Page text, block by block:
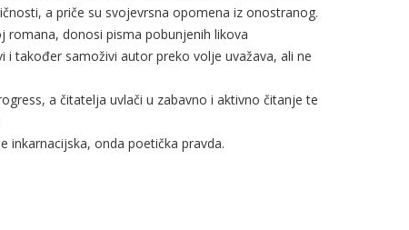
a priče su svojevrsna opomena iz onostranog.
romana, donosi pisma pobunjenih likova
također samoživi autor preko volje uvažava, ali ne
a čitatelja uvlači u zabavno i aktivno čitanje te
inkarnacijska, onda poetička pravda.